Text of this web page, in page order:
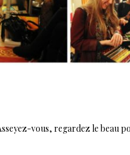
vous, regardez le beau